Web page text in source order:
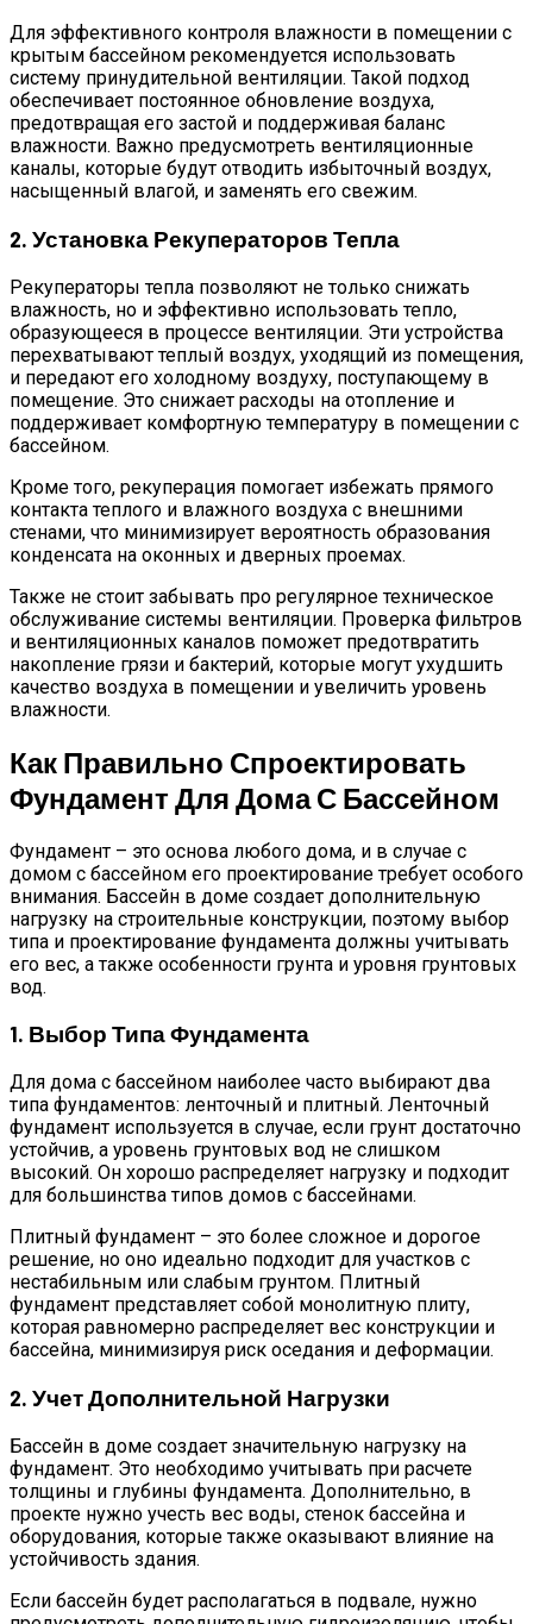
Для эффективного контроля влажности в помещении с
крытым бассейном рекомендуется использовать
систему принудительной вентиляции. Такой подход
обеспечивает постоянное обновление воздуха,
предотвращая его застой и поддерживая баланс
влажности. Важно предусмотреть вентиляционные
каналы, которые будут отводить избыточный воздух,
насыщенный влагой, и заменять его свежим.
2. Установка Рекуператоров Тепла
Рекуператоры тепла позволяют не только снижать
влажность, но и эффективно использовать тепло,
образующееся в процессе вентиляции. Эти устройства
перехватывают теплый воздух, уходящий из помещения,
и передают его холодному воздуху, поступающему в
помещение. Это снижает расходы на отопление и
поддерживает комфортную температуру в помещении с
бассейном.
Кроме того, рекуперация помогает избежать прямого
контакта теплого и влажного воздуха с внешними
стенами, что минимизирует вероятность образования
конденсата на оконных и дверных проемах.
Также не стоит забывать про регулярное техническое
обслуживание системы вентиляции. Проверка фильтров
и вентиляционных каналов поможет предотвратить
накопление грязи и бактерий, которые могут ухудшить
качество воздуха в помещении и увеличить уровень
влажности.
Как Правильно Спроектировать
Фундамент Для Дома С Бассейном
Фундамент – это основа любого дома, и в случае с
домом с бассейном его проектирование требует особого
внимания. Бассейн в доме создает дополнительную
нагрузку на строительные конструкции, поэтому выбор
типа и проектирование фундамента должны учитывать
его вес, а также особенности грунта и уровня грунтовых
вод.
1. Выбор Типа Фундамента
Для дома с бассейном наиболее часто выбирают два
типа фундаментов: ленточный и плитный. Ленточный
фундамент используется в случае, если грунт достаточно
устойчив, а уровень грунтовых вод не слишком
высокий. Он хорошо распределяет нагрузку и подходит
для большинства типов домов с бассейнами.
Плитный фундамент – это более сложное и дорогое
решение, но оно идеально подходит для участков с
нестабильным или слабым грунтом. Плитный
фундамент представляет собой монолитную плиту,
которая равномерно распределяет вес конструкции и
бассейна, минимизируя риск оседания и деформации.
2. Учет Дополнительной Нагрузки
Бассейн в доме создает значительную нагрузку на
фундамент. Это необходимо учитывать при расчете
толщины и глубины фундамента. Дополнительно, в
проекте нужно учесть вес воды, стенок бассейна и
оборудования, которые также оказывают влияние на
устойчивость здания.
Если бассейн будет располагаться в подвале, нужно